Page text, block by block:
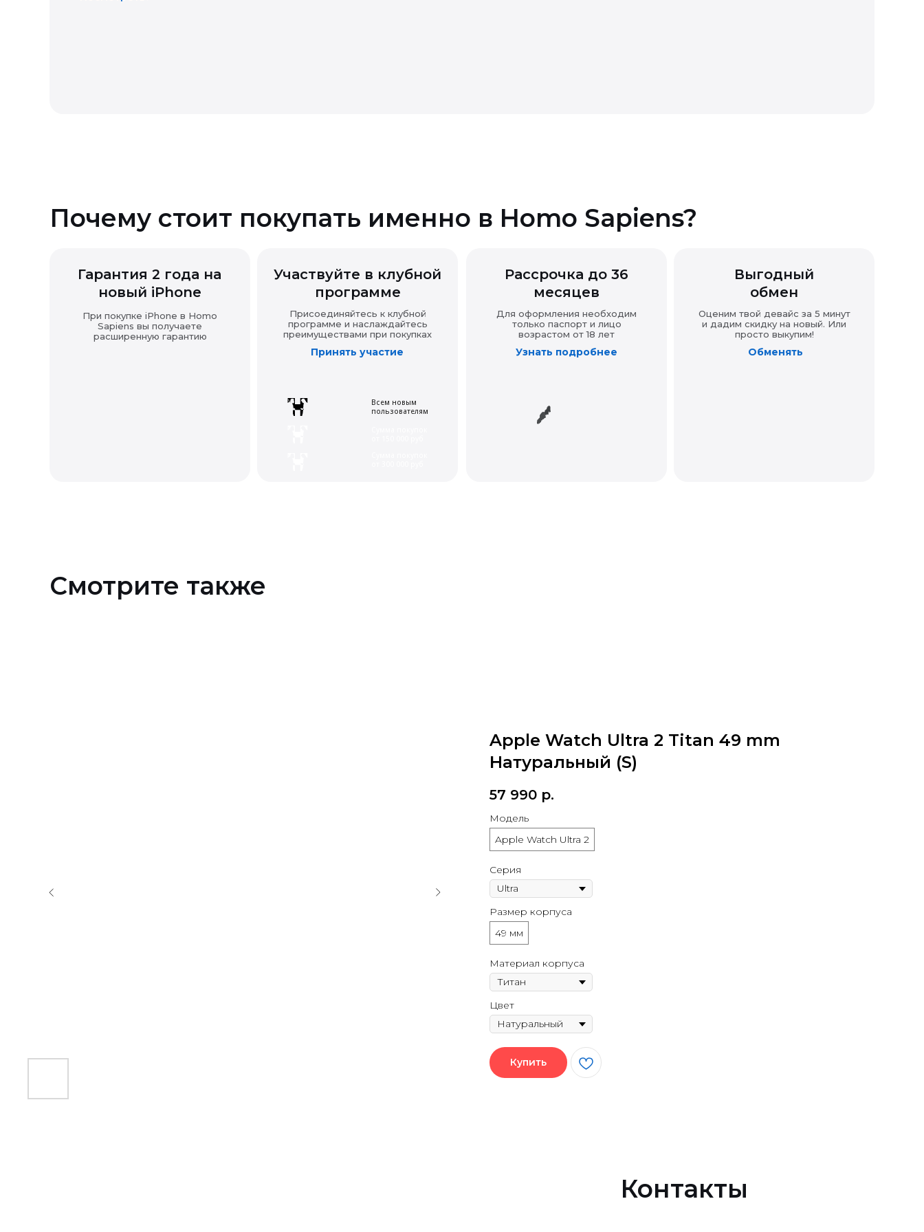
Почему стоит покупать именно в Homo Sapiens?
Выгодный
обмен
Рассрочка до 36
месяцев
Участвуйте в клубной
программе
Гарантия 2 года на
новый iPhone
Принять участие Узнать подробнее Обменять
При покупке iPhone в Homo
Sapiens вы получаете
расширенную гарантию
Присоединяйтесь к клубной
программе и наслаждайтесь
преимуществами при покупках
Для оформления необходим
только паспорт и лицо
возрастом от 18 лет
Оценим твой девайс за 5 минут
и дадим скидку на новый. Или
просто выкупим!
Всем новым
пользователям
Смотрите также
Apple Watch Ultra 2 Titan 49 mm
Натуральный (S)
57 990 р.
Модель
Apple Watch Ultra 2
Серия
Размер корпуса
49 мм
Материал корпуса
Цвет
Купить
Контакты